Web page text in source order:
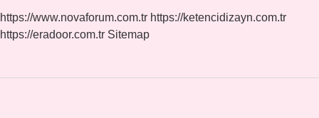
https://www.novaforum.com.tr https://ketencidizayn.com.tr
https://eradoor.com.tr Sitemap